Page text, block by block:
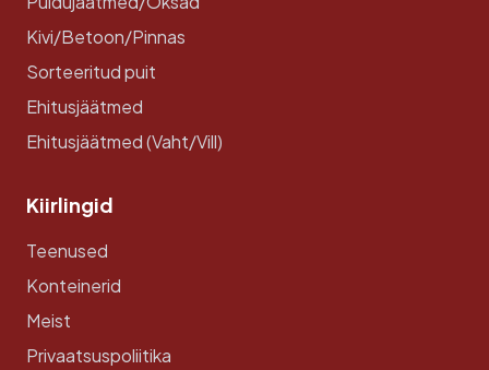
Kivi/Betoon/Pinnas
Sorteeritud puit
Ehitusjäätmed
Ehitusjäätmed (Vaht/Vill)
Kiirlingid
Teenused
Konteinerid
Meist
Privaatsuspoliitika